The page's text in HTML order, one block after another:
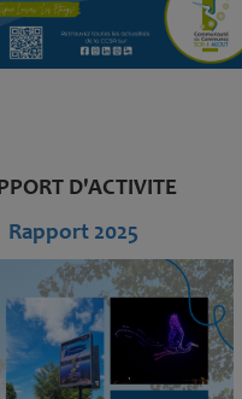
D'ACTIVITE
Rapport 2025